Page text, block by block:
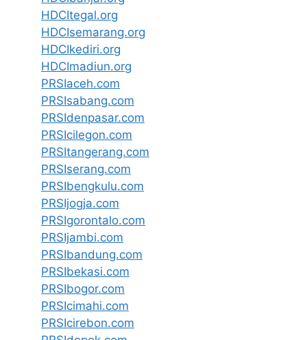
HDCItegal.org
HDCIsemarang.org
HDCIkediri.org
HDCImadiun.org
PRSIaceh.com
PRSIsabang.com
PRSIdenpasar.com
PRSIcilegon.com
PRSItangerang.com
PRSIserang.com
PRSIbengkulu.com
PRSIjogja.com
PRSIgorontalo.com
PRSIjambi.com
PRSIbandung.com
PRSIbekasi.com
PRSIbogor.com
PRSIcimahi.com
PRSIcirebon.com